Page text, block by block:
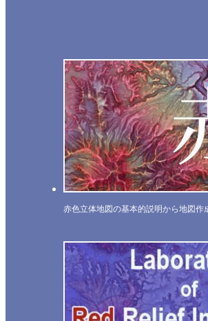
赤色立体地図の基本的説明から地図